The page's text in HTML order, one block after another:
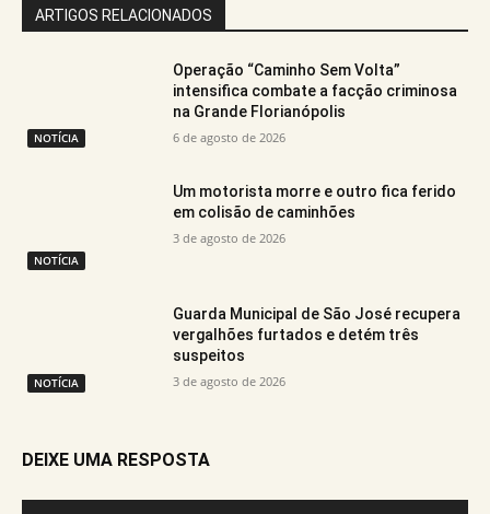
ARTIGOS RELACIONADOS
NOTÍCIA
Operação “Caminho Sem Volta”
intensifica combate a facção criminosa
na Grande Florianópolis
6 de agosto de 2026
NOTÍCIA
Um motorista morre e outro fica ferido
em colisão de caminhões
3 de agosto de 2026
NOTÍCIA
Guarda Municipal de São José recupera
vergalhões furtados e detém três
suspeitos
3 de agosto de 2026
DEIXE UMA RESPOSTA